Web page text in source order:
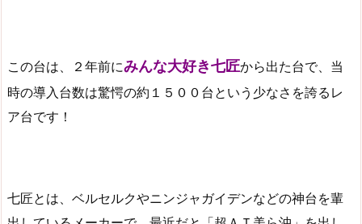
この台は、２年前にみんな大好き七匠から出た台で、当
時の導入台数は驚愕の約１５００台という少なさを誇るレ
ア台です！
七匠とは、ベルセルクやニンジャガイデンなどの神台を輩